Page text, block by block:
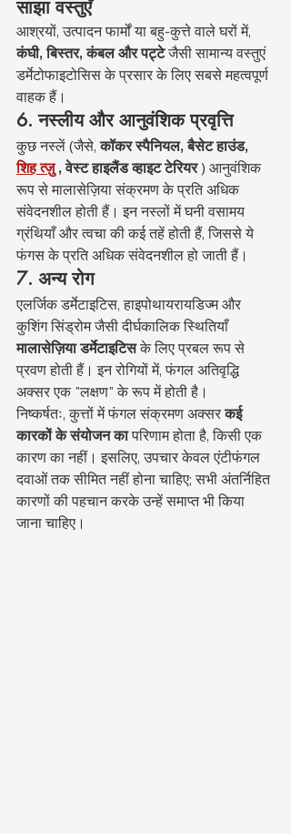
साझा वस्तुएँ
आश्रयों, उत्पादन फार्मों या बहु-कुत्ते वाले घरों में,
कंघी, बिस्तर, कंबल और पट्टे जैसी सामान्य वस्तुएं
डर्मेटोफाइटोसिस के प्रसार के लिए सबसे महत्वपूर्ण
वाहक हैं।
6. नस्लीय और आनुवंशिक प्रवृत्ति
कुछ नस्लें (जैसे, कॉकर स्पैनियल, बैसेट हाउंड,
शिह त्ज़ु , वेस्ट हाइलैंड व्हाइट टेरियर ) आनुवंशिक
रूप से मालासेज़िया संक्रमण के प्रति अधिक
संवेदनशील होती हैं। इन नस्लों में घनी वसामय
ग्रंथियाँ और त्वचा की कई तहें होती हैं, जिससे ये
फंगस के प्रति अधिक संवेदनशील हो जाती हैं।
7. अन्य रोग
एलर्जिक डर्मेटाइटिस, हाइपोथायरायडिज्म और
कुशिंग सिंड्रोम जैसी दीर्घकालिक स्थितियाँ
मालासेज़िया डर्मेटाइटिस के लिए प्रबल रूप से
प्रवण होती हैं। इन रोगियों में, फंगल अतिवृद्धि
अक्सर एक "लक्षण" के रूप में होती है।
निष्कर्षतः, कुत्तों में फंगल संक्रमण अक्सर कई
कारकों के संयोजन का परिणाम होता है, किसी एक
कारण का नहीं। इसलिए, उपचार केवल एंटीफंगल
दवाओं तक सीमित नहीं होना चाहिए; सभी अंतर्निहित
कारणों की पहचान करके उन्हें समाप्त भी किया
जाना चाहिए।